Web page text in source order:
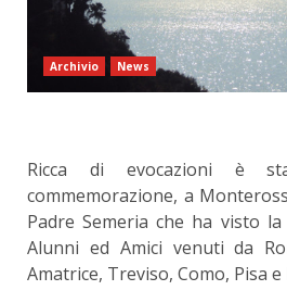
Archivio News
Ricca di evocazioni è
commemorazione, a
Padre Semeria che ha visto
Alunni ed Amici venuti da
Amatrice, Treviso, Como, Pisa e